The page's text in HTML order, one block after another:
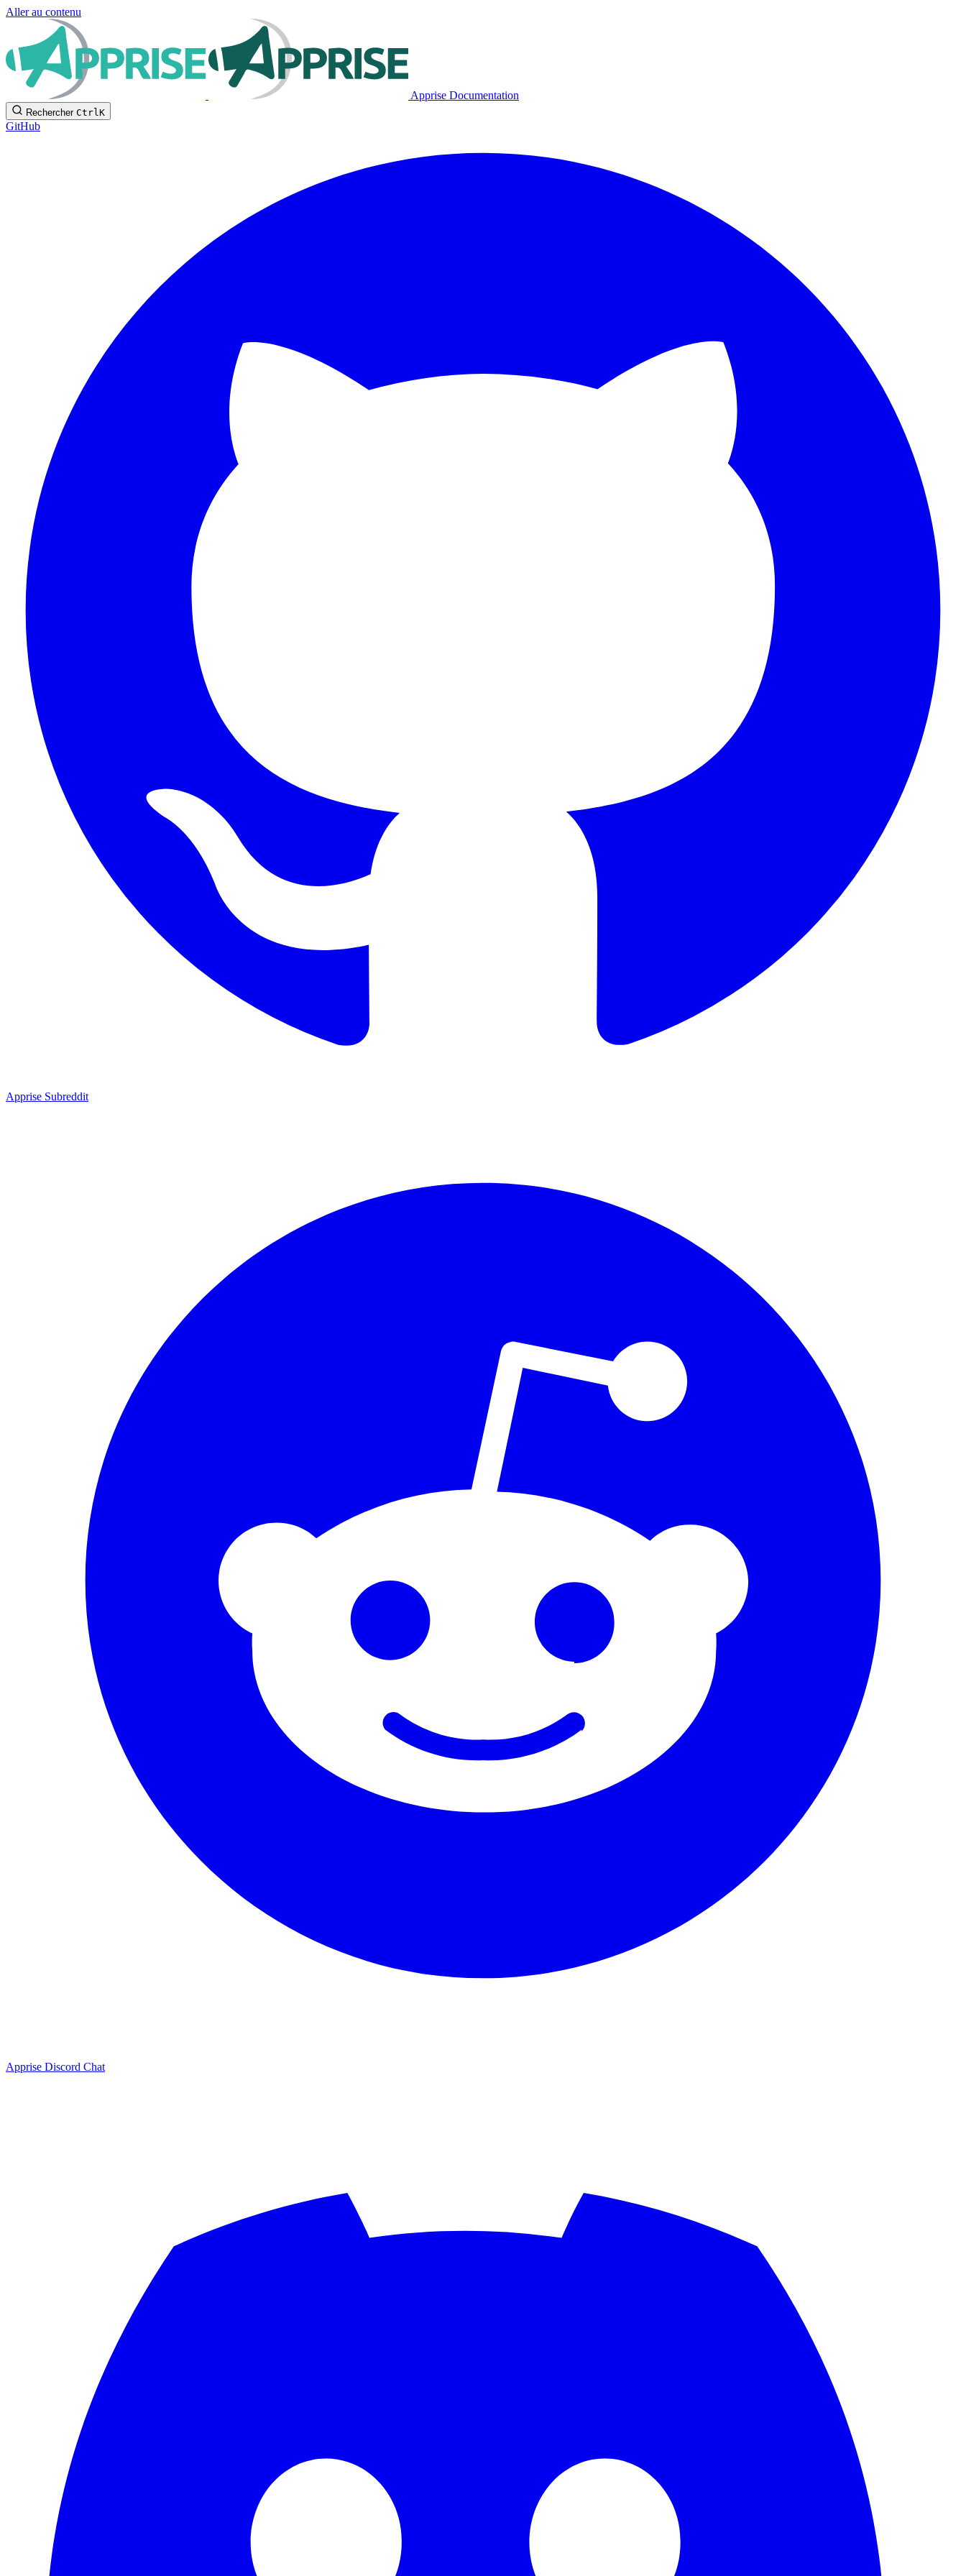
Aller au contenu
Apprise Documentation
Rechercher CtrlK
GitHub
Apprise Subreddit
Apprise Discord Chat